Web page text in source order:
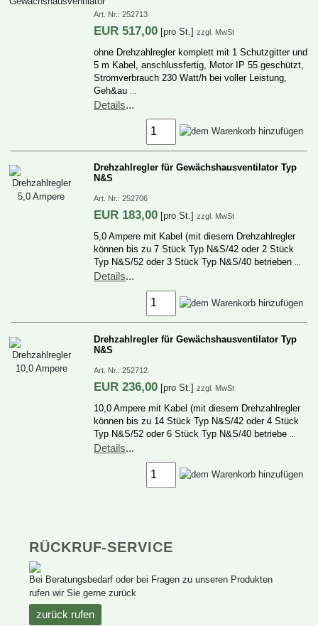
Art.Nr.: 252713
EUR 517,00 [proSt.] zzgl.MwSt
ohneDrehzahlreglerkomplettmit1Schutzgitterund
5mKabel,anschlussfertig,MotorIP55geschützt,
Stromverbrauch230Watt/hbeivollerLeistung,
Geh&au
Details...
DrehzahlreglerfürGewächshausventilatorTyp
N&S
Art.Nr.: 252706
EUR 183,00 [proSt.] zzgl.MwSt
5,0AmperemitKabel(mitdiesemDrehzahlregler
könnenbiszu7StückTypN&S/42oder2Stück
TypN&S/52oder3StückTypN&S/40betrieben …
Details...
DrehzahlreglerfürGewächshausventilatorTyp
N&S
Art.Nr.: 252712
EUR 236,00 [proSt.] zzgl.MwSt
10,0AmperemitKabel(mitdiesemDrehzahlregler
könnenbiszu14StückTypN&S/42oder4Stück
TypN&S/52oder6StückTypN&S/40betriebe
Details...
RÜCKRUF-SERVICE
BeiBeratungsbedarfoderbeiFragenzuunserenProdukten
rufenwirSiegernezurück
zurückrufen